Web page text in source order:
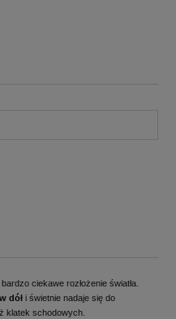
ciekawe rozłożenie światła.
dół i świetnie nadaje się do
klatek schodowych.